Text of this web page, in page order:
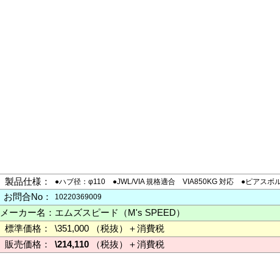
製品仕様： ●ハブ径：φ110 ●JWL/VIA 規格適合 VIA850KG 対応 ●ピアスボル
お問合No： 10220369009
メーカー名： エムズスピード（M's SPEED）
標準価格：
\351,000 （税抜）＋消費税
販売価格：
\214,110 （税抜）＋消費税